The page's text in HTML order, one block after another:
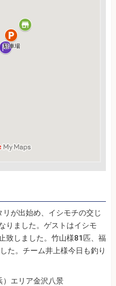
が出始め、イシモチの交じ
りました。ゲストはイシモ
致しました。竹山様81匹、福
た。チーム井上様今日も釣り
）エリア金沢八景